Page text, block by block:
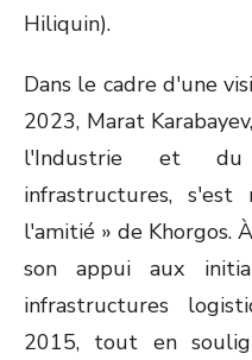
Dans le cadre d'une
2023, Marat
l'Industrie et du
infrastructures,
l'amitié » de Khorgos.
son appui aux
infrastructures
2015, tout en